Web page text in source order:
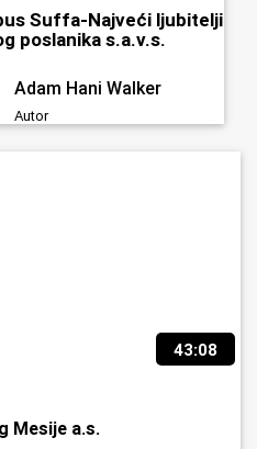
Suffa-Najveći ljubitelji
poslanika s.a.v.s.
Adam Hani Walker
Autor
43:08
Mesije a.s.